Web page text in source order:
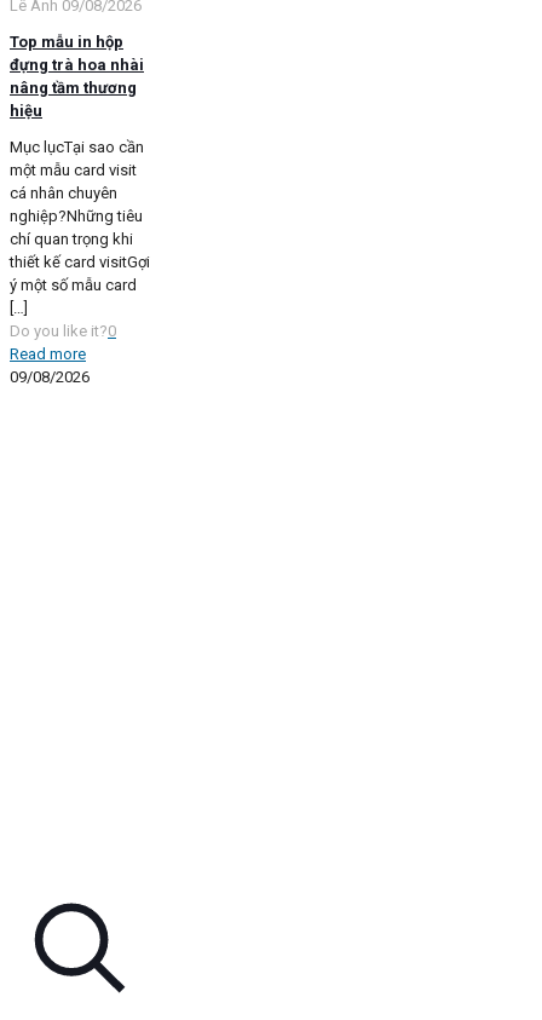
Lê Anh 09/08/2026
Top mẫu in hộp
đựng trà hoa nhài
nâng tầm thương
hiệu
Mục lụcTại sao cần
một mẫu card visit
cá nhân chuyên
nghiệp?Những tiêu
chí quan trọng khi
thiết kế card visitGợi
ý một số mẫu card
Do you like it?0
Read more
09/08/2026